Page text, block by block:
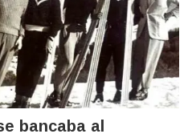
bancaba al